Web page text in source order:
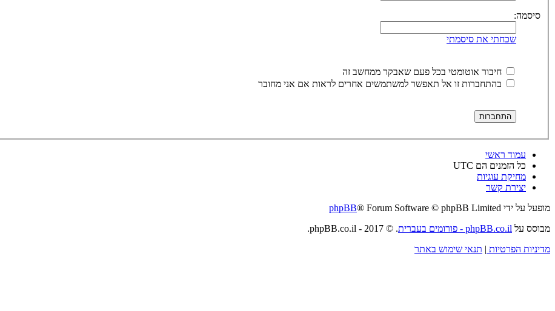
סיסמה:
שכחתי את סיסמתי
חיבור אוטומטי בכל פעם שאבקר ממחשב זה
בהתחברות זו אל תאפשר למשתמשים אחרים לראות אם אני מחובר
עמוד ראשי
כל הזמנים הם UTC
מחיקת עוגיות
יצירת קשר
מופעל על ידי
phpBB® Forum Software © phpBB Limited
מבוסס על phpBB.co.il - פורומים בעברית
. © 2017 - phpBB.co.il.
מדיניות הפרטיות | תנאי שימוש באתר